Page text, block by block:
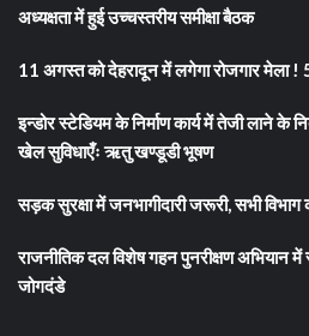
अध्यक्षता में हुई उच्चस्तरीय समीक्षा बैठक
11 अगस्त को देहरादून में लगेगा रोजगार मेला !
इन्डोर स्टेडियम के निर्माण कार्य में तेजी लाने के
खेल सुविधाएँः ऋतु खण्डूडी भूषण
सड़क सुरक्षा में जनभागीदारी जरूरी, सभी
राजनीतिक दल विशेष गहन पुनरीक्षण अभियान
जोगदंडे